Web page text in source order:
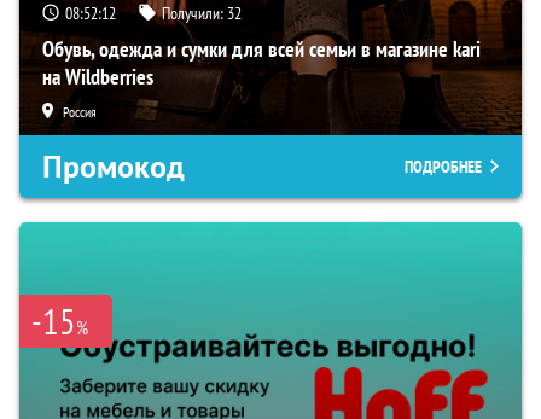
08:52:11 Получили: 32
Обувь, одежда и сумки для всей семьи в магазине kari
на Wildberries
Россия
Промокод ПОДРОБНЕЕ
-15%